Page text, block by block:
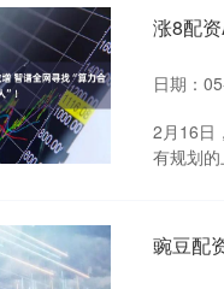
涨8配
日期：
2月16日
有规划
豌豆配